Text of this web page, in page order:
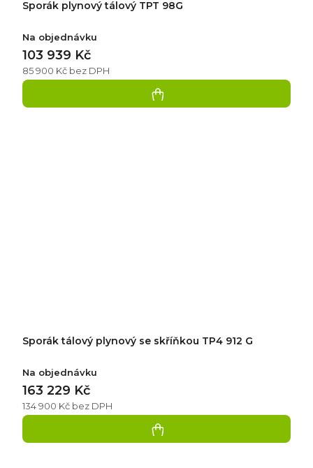
Sporák plynový tálový TPT 98G
Na objednávku
85 900 Kč bez DPH
103 939 Kč
Sporák tálový plynový se skříňkou TP4 912 G
Na objednávku
134 900 Kč bez DPH
163 229 Kč